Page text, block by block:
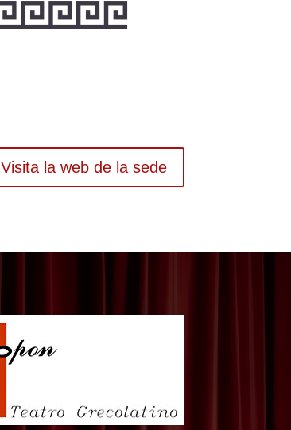
Visita la web de la sede